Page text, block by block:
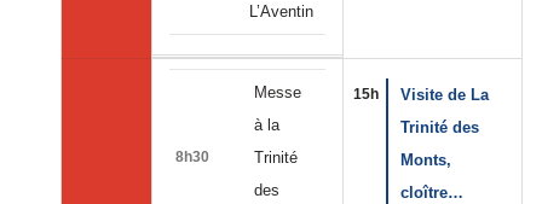
L’Aventin
8h30
Messe
à la
Trinité
des
15h
Visite de La
Trinité des
Monts,
cloître…